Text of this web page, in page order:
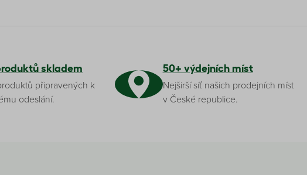
skladem
připravených k
odeslání.
50+ výdejních míst
Nejširší síť našich prodejních míst
v České republice.